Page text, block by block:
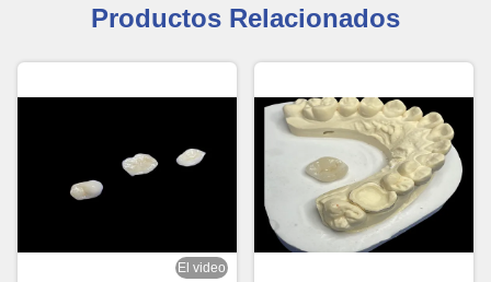
Productos Relacionados
El video